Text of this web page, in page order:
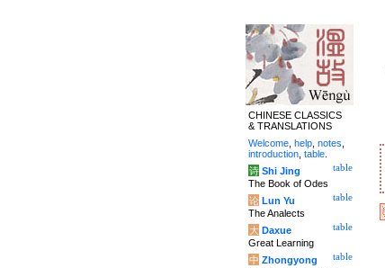
CHINESE CLASSICS
& TRANSLATIONS
Welcome help notes
introduction table
table
诗 Shi Jing
The Book of Odes
table
论 Lun Yu
The Analects
table
大 Daxue
Great Learning
table
中 Zhongyong